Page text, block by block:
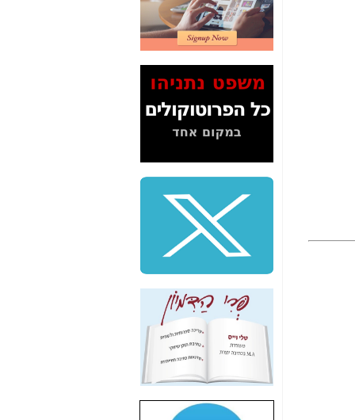
2" על תעלולי השר
משה כחלון -כאן
הסלולר" ואיך מסרסים
את הנתונים לציבור -
כאן
סיכום ביקור בסיליקון
שלמה פילבר (עד
לאחרונה מנכ"ל משרד
התקשורת) - עד
מדינה? הצחקתם
"יש אפליה בחקירה"?
חשיפה: למה השר
משה כחלון לא נחקר
עד היום? -
כאן
הדומה לזו של "תיק
4000" אך בתחום
הסלולר -